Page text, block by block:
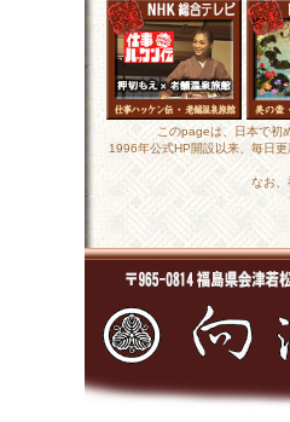
このpageは、日本で初
1996年公式HP開設以来、毎日
なお